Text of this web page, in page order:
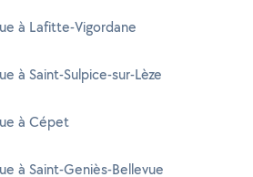
à Lafitte-Vigordane
à Saint-Sulpice-sur-Lèze
à Cépet
à Saint-Geniès-Bellevue